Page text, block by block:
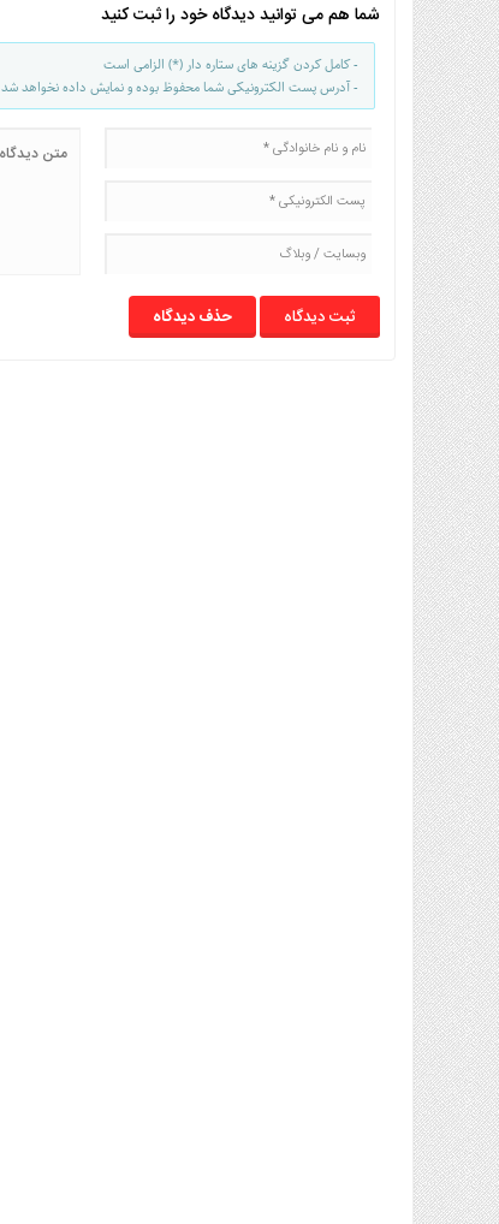
شما هم می توانید دیدگاه خود را ثبت کنید
- کامل کردن گزینه های ستاره دار (*) الزامی است
- آدرس پست الکترونیکی شما محفوظ بوده و نمایش داده نخواهد شد
حذف دیدگاه